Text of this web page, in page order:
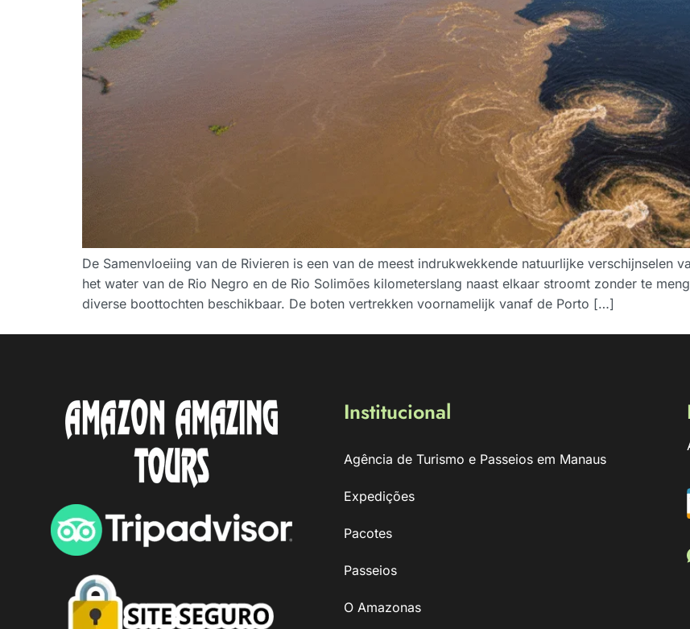
De Samenvloeiing van de Rivieren is een van de meest indrukwekkende natuurlijke verschijnselen
het water van de Rio Negro en de Rio Solimões kilometerslang naast elkaar stroomt zonder te
diverse boottochten beschikbaar. De boten vertrekken voornamelijk vanaf de Porto […]
Institucional
Agência de Turismo e Passeios em Manaus
Expedições
Pacotes
Passeios
O Amazonas